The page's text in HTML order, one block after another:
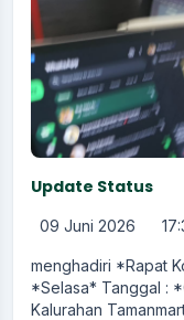
Update Status
09 Juni 2026
menghadiri *Rapat
*Selasa* Tanggal :
Kalurahan